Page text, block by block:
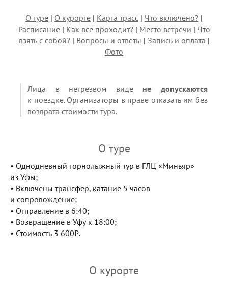
О туре | О курорте | Карта трасс | Что включено? |
Расписание| Как все проходит?| Место встречи | Что
взять с собой?| Вопросы и ответы | Запись и оплата |
Фото
Лица в нетрезвом виде не допускаются
к поездке. Организаторы в праве отказать им без
возврата стоимости тура.
О туре
• Однодневный горнолыжный тур в ГЛЦ «Миньяр»
из Уфы;
• Включены трансфер, катание 5 часов
и сопровождение;
• Отправление в 6:40;
• Возвращение в Уфу к 18:00;
• Стоимость 3 600₽.
О курорте